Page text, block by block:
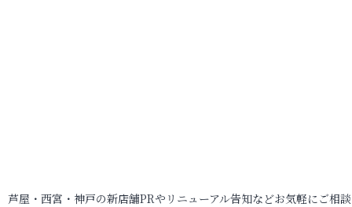
芦屋・西宮・神戸の新店舗PRやリニューアル告知などお気軽にご相